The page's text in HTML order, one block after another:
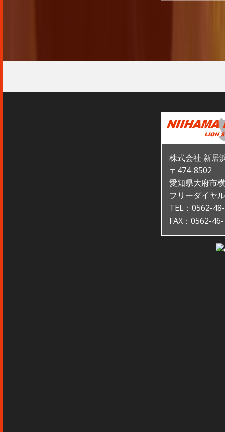
株式会社 新居
〒474-8502
愛知県大府市
フリーダイヤ
TEL：0562-
FAX：0562-